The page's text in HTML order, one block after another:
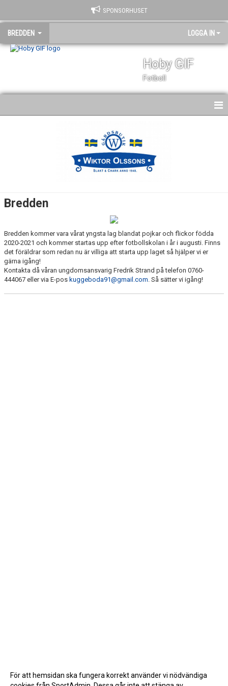
SPONSORHUSET
BREDDEN LOGGA IN
Hoby GIF
Fotboll
TRUPPEN
Bredden
Bredden kommer vara vårat yngsta lag blandat pojkar och flickor födda
2020-2021 och kommer startas upp efter fotbollskolan i år i augusti. Finns
det föräldrar som redan nu är villiga att starta upp laget så hjälper vi er
gärna igång!
Kontakta då våran ungdomsansvarig Fredrik Strand på telefon 0760-
444067 eller via E-pos kuggeboda91@gmail.com. Så sätter vi igång!
För att hemsidan ska fungera korrekt använder vi nödvändiga